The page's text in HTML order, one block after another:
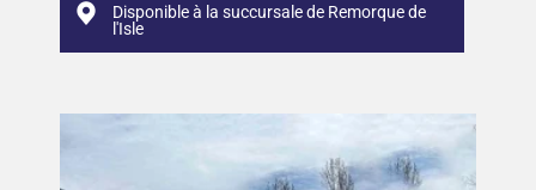
Disponible à la succursale de Remorque de
l'Isle